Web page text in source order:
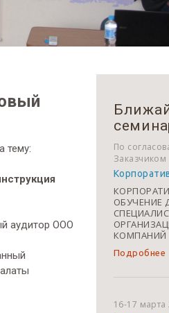
тему:
аудитор ООО
По
Заказчиком
ОБУЧЕНИЕ
КОМПАНИЙ
Подробнее
16-17 марта